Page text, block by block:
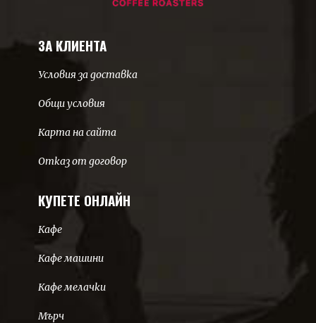
ЗА КЛИЕНТА
Условия за доставка
Общи условия
Карта на сайта
Отказ от договор
КУПЕТЕ ОНЛАЙН
Кафе
Кафе машини
Кафе мелачки
Мърч